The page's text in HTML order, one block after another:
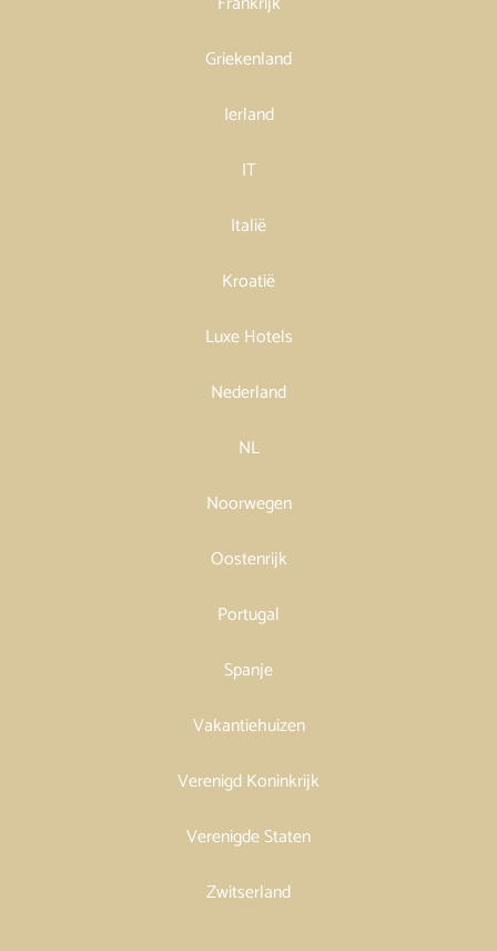
Griekenland
Ierland
IT
Italië
Kroatië
Luxe Hotels
Nederland
NL
Noorwegen
Oostenrijk
Portugal
Spanje
Vakantiehuizen
Verenigd Koninkrijk
Verenigde Staten
Zwitserland